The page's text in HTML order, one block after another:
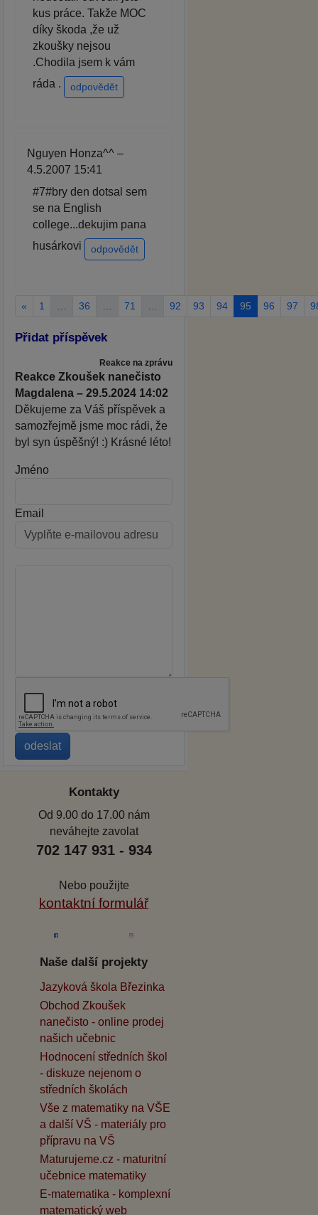
kus práce. Takže MOC
díky škoda ,že už
zkoušky nejsou
.Chodila jsem k vám
ráda .
odpovědět
Nguyen Honza^^ –
4.5.2007 15:41
#7#bry den dotsal sem
se na English
college...dekujim pana
husárkovi
odpovědět
« 1 36 71 92 93 94 95 96 97
Přidat příspěvek
Reakce na zprávu
Reakce Zkoušek nanečisto
Magdalena – 29.5.2024 14:02
Děkujeme za Váš příspěvek a
samozřejmě jsme moc rádi, že
byl syn úspěšný! :) Krásné léto!
Jméno
Email
Kontakty
Od 9.00 do 17.00 nám
neváhejte zavolat
702 147 931 - 934
Nebo použijte
kontaktní formulář
Naše další projekty
Jazyková škola Březinka
Obchod Zkoušek
nanečisto - online prodej
našich učebnic
Hodnocení středních škol
- diskuze nejenom o
středních školách
Vše z matematiky na VŠE
a další VŠ - materiály pro
přípravu na VŠ
Maturujeme.cz - maturitní
učebnice matematiky
E-matematika - komplexní
matematický web